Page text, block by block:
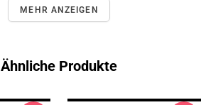
MEHR ANZEIGEN
Ähnliche Produkte